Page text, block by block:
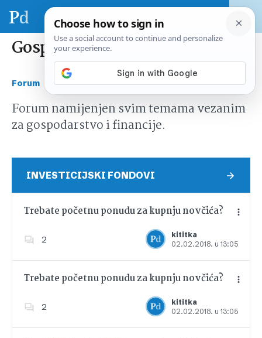
Gospodarstvo i financije
Forum Gospodarstvo i financije
Forum namijenjen svim temama vezanim
za gospodarstvo i financije.
INVESTICIJSKI FONDOVI
Trebate početnu ponudu za kupnju novčića?
2
kititka
02.02.2018. u 13:05
Dodajte u favorite
Trebate početnu ponudu za kupnju novčića?
2
kititka
02.02.2018. u 13:05
Dodajte u favorite